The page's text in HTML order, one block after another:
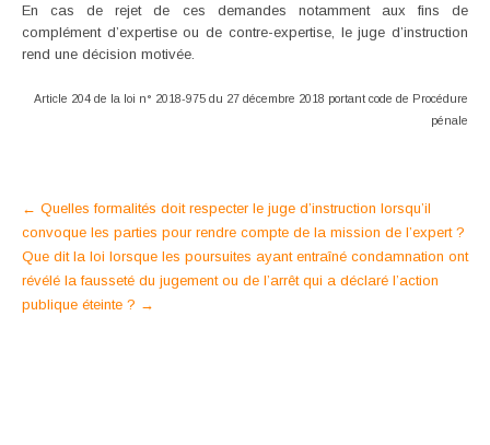
En cas de rejet de ces demandes notamment aux fins de
complément d’expertise ou de contre-expertise, le juge d’instruction
rend une décision motivée.
Article 204 de la loi n° 2018-975 du 27 décembre 2018 portant code de Procédure
pénale
Post
navigation
← Quelles formalités doit respecter le juge d’instruction lorsqu’il
convoque les parties pour rendre compte de la mission de l’expert ?
Que dit la loi lorsque les poursuites ayant entraîné condamnation ont
révélé la fausseté du jugement ou de l’arrêt qui a déclaré l’action
publique éteinte ? →